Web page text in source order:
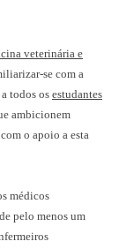
veterinária e
se com a
todos os estudantes
ambicionem
o apoio a esta
médicos
pelo menos um